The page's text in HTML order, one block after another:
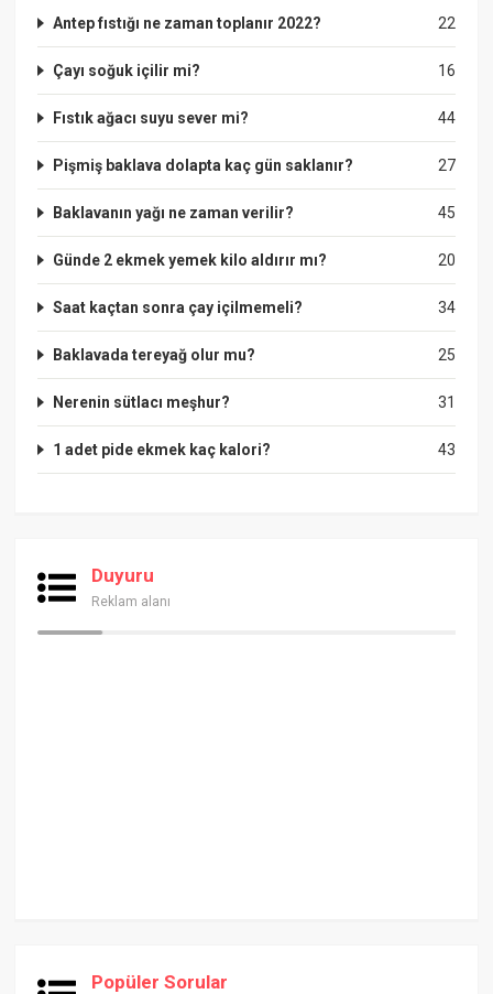
22
Antep fıstığı ne zaman toplanır 2022?
16
Çayı soğuk içilir mi?
44
Fıstık ağacı suyu sever mi?
27
Pişmiş baklava dolapta kaç gün saklanır?
45
Baklavanın yağı ne zaman verilir?
20
Günde 2 ekmek yemek kilo aldırır mı?
34
Saat kaçtan sonra çay içilmemeli?
25
Baklavada tereyağ olur mu?
31
Nerenin sütlacı meşhur?
43
1 adet pide ekmek kaç kalori?
Duyuru
Reklam alanı
Popüler Sorular